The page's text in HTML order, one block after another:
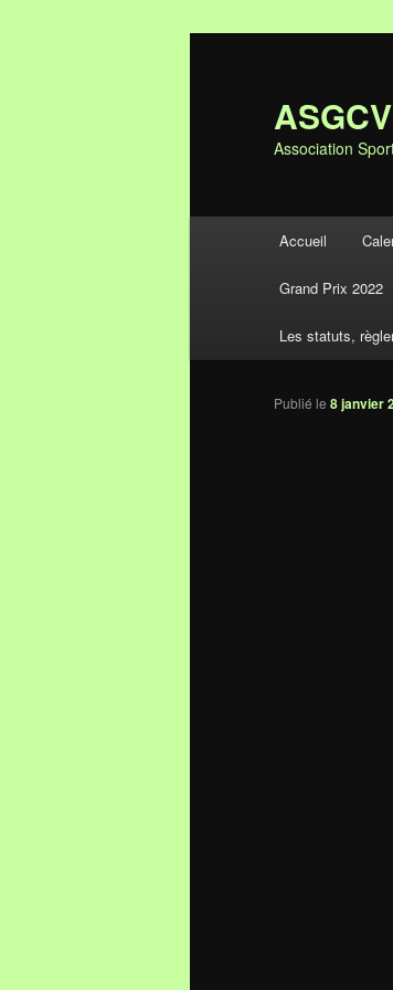
Association
Aller au
Aller au
Accueil
Grand Prix 2022
Les statuts,
Publié le 8 janvier